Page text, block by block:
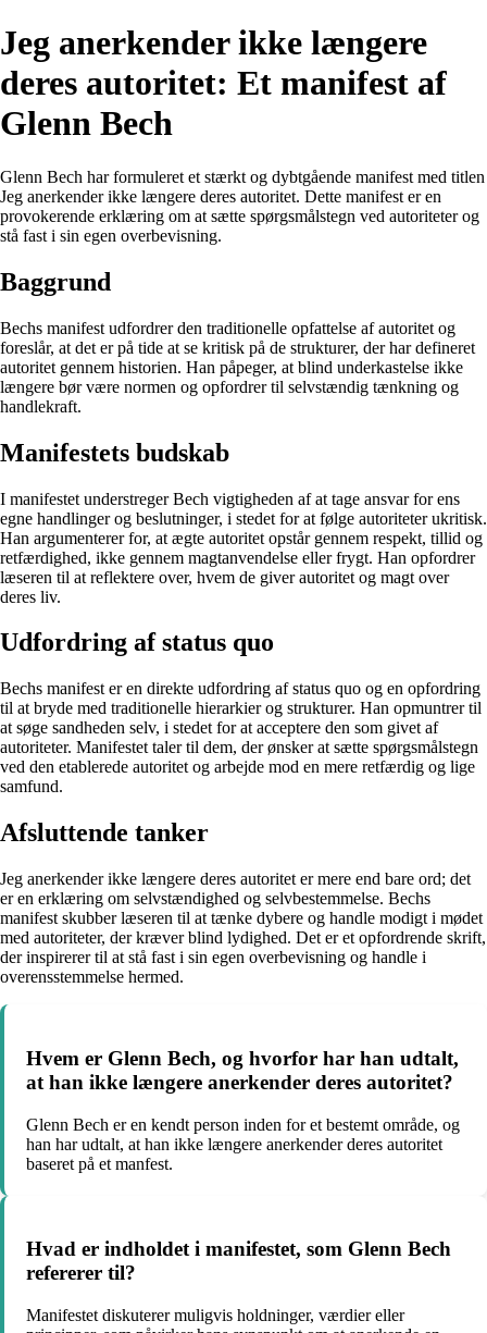
Jeg anerkender ikke længere
deres autoritet: Et manifest af
Glenn Bech
Glenn Bech har formuleret et stærkt og dybtgående manifest med titlen
Jeg anerkender ikke længere deres autoritet. Dette manifest er en
provokerende erklæring om at sætte spørgsmålstegn ved autoriteter og
stå fast i sin egen overbevisning.
Baggrund
Bechs manifest udfordrer den traditionelle opfattelse af autoritet og
foreslår, at det er på tide at se kritisk på de strukturer, der har defineret
autoritet gennem historien. Han påpeger, at blind underkastelse ikke
længere bør være normen og opfordrer til selvstændig tænkning og
handlekraft.
Manifestets budskab
I manifestet understreger Bech vigtigheden af at tage ansvar for ens
egne handlinger og beslutninger, i stedet for at følge autoriteter ukritisk.
Han argumenterer for, at ægte autoritet opstår gennem respekt, tillid og
retfærdighed, ikke gennem magtanvendelse eller frygt. Han opfordrer
læseren til at reflektere over, hvem de giver autoritet og magt over
deres liv.
Udfordring af status quo
Bechs manifest er en direkte udfordring af status quo og en opfordring
til at bryde med traditionelle hierarkier og strukturer. Han opmuntrer til
at søge sandheden selv, i stedet for at acceptere den som givet af
autoriteter. Manifestet taler til dem, der ønsker at sætte spørgsmålstegn
ved den etablerede autoritet og arbejde mod en mere retfærdig og lige
samfund.
Afsluttende tanker
Jeg anerkender ikke længere deres autoritet er mere end bare ord; det
er en erklæring om selvstændighed og selvbestemmelse. Bechs
manifest skubber læseren til at tænke dybere og handle modigt i mødet
med autoriteter, der kræver blind lydighed. Det er et opfordrende skrift,
der inspirerer til at stå fast i sin egen overbevisning og handle i
overensstemmelse hermed.
Hvem er Glenn Bech, og hvorfor har han udtalt,
at han ikke længere anerkender deres autoritet?
Glenn Bech er en kendt person inden for et bestemt område, og
han har udtalt, at han ikke længere anerkender deres autoritet
baseret på et manfest.
Hvad er indholdet i manifestet, som Glenn Bech
refererer til?
Manifestet diskuterer muligvis holdninger, værdier eller